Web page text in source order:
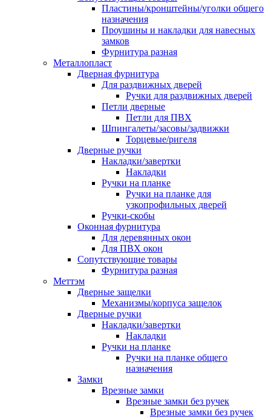
Пластины/кронштейны/уголки общего
назначения
Проушины и накладки для навесных
замков
Фурнитура разная
Металлопласт
Дверная фурнитура
Для раздвижных дверей
Ручки для раздвижных дверей
Петли дверные
Петли для ПВХ
Шпингалеты/засовы/задвижки
Торцевые/ригеля
Дверные ручки
Накладки/завертки
Накладки
Ручки на планке
Ручки на планке для
узкопрофильных дверей
Ручки-скобы
Оконная фурнитура
Для деревянных окон
Для ПВХ окон
Сопутствующие товары
Фурнитура разная
Меттэм
Дверные защелки
Механизмы/корпуса защелок
Дверные ручки
Накладки/завертки
Накладки
Ручки на планке
Ручки на планке общего
назначения
Замки
Врезные замки
Врезные замки без ручек
Врезные замки без ручек